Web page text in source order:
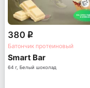
380 q
Батончик протеиновый
Smart Bar
64 г, Белый шоколад